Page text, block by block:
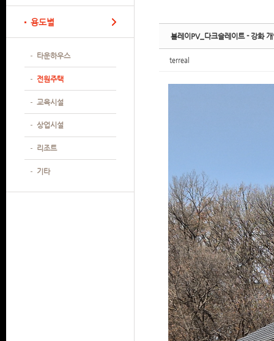
용도별
타운하우스
전원주택
교육시설
상업시설
리조트
기타
볼레이PV_다크슬레이트 - 강화
terreal